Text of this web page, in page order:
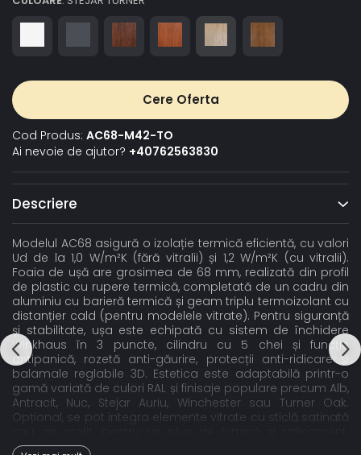
Cere Oferta
Cod Produs: AC68-M42-TO
Ai nevoie de ajutor? +40762563830
Descriere
Modelul AC68 asigură o izolație termică eficientă, cu valori
Ud de la 1,0 W/m²K (fără vitralii) și 1,2 W/m²K (cu vitralii).
Foaia de ușă are grosimea de 68 mm, realizată din profil
de plastic cu rupere termică, completată de un cadru din
aluminiu cu barieră termică și geam triplu termoizolant cu
distanțier cald (pentru modelele vitrate). Pentru siguranță
și stabilitate, ușa este echipată cu sistem de închidere
Winkhaus în 3 puncte, cilindru cu 5 chei și funcție
antipanică, rozetă anti-găurire, protecții anti-ridicare și
balamale reglabile 3D. Estetica este adaptabilă printr-o
gamă variată de culori RAL și finisaje populare precum Alb,
Antracit, Nuc, Stejar Auriu, Winchester sau Turner Oak.
Opțional, se pot integra elemente vitrate cu sticlă satinată
Confortul zilnic este susținut de pragul din aluminiu cu